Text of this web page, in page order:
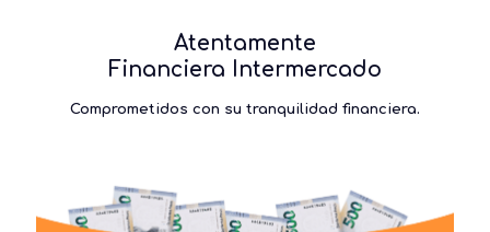
Atentamente
Financiera Intermercado
Comprometidos con su tranquilidad financiera.